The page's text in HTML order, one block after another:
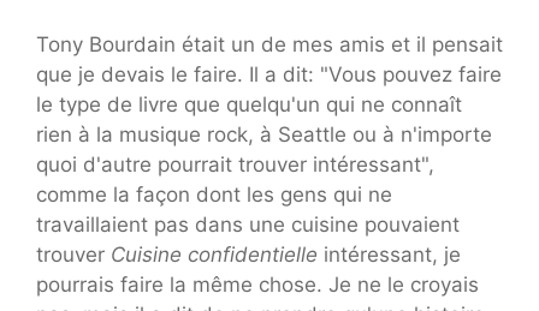
Tony Bourdain était un de mes amis et il pensait
que je devais le faire. Il a dit: "Vous pouvez faire
le type de livre que quelqu'un qui ne connaît
rien à la musique rock, à Seattle ou à n'importe
quoi d'autre pourrait trouver intéressant",
comme la façon dont les gens qui ne
travaillaient pas dans une cuisine pouvaient
trouver Cuisine confidentielle intéressant, je
pourrais faire la même chose. Je ne le croyais